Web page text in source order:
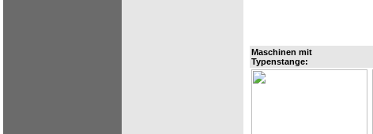
Maschinen mit
Typenstange: